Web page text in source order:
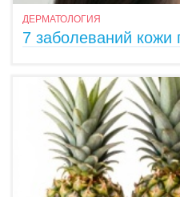
ДЕРМАТОЛОГИЯ
7 заболеваний кожи